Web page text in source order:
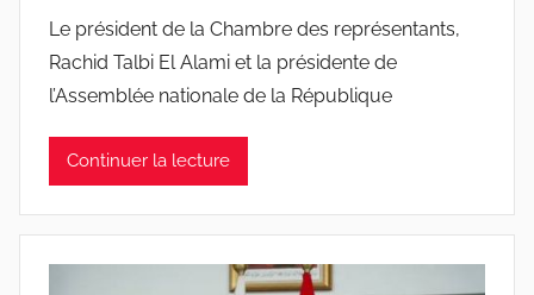
Le président de la Chambre des représentants,
Rachid Talbi El Alami et la présidente de
l’Assemblée nationale de la République
Continuer la lecture